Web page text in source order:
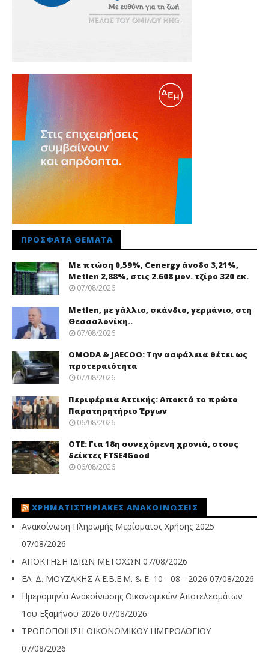
ΠΡΌΣΦΑΤΑ ΘΈΜΑΤΑ
Με πτώση 0,59%, Cenergy άνοδο 3,21%,
Metlen 2,88%, στις 2.608 μον. τζίρο 320 εκ.
07/08/2026
Metlen, με γάλλιο, σκάνδιο, γερμάνιο, στη
Θεσσαλονίκη..
07/08/2026
OMODA & JAECOO: Την ασφάλεια θέτει ως
προτεραιότητα
07/08/2026
Περιφέρεια Αττικής: Αποκτά το πρώτο
Παρατηρητήριο Έργων
06/08/2026
ΟΤΕ: Για 18η συνεχόμενη χρονιά, στους
δείκτες FTSE4Good
06/08/2026
ΧΡΗΜΑΤΙΣΤΗΡΙΑΚΈΣ ΑΝΑΚΟΙΝΏΣΕΙΣ
Ανακοίνωση Πληρωμής Μερίσματος Χρήσης 2025
07/08/2026
ΑΠΟΚΤΗΣΗ ΙΔΙΩΝ ΜΕΤΟΧΩΝ 07/08/2026
ΕΛ. Δ. ΜΟΥΖΑΚΗΣ Α.Ε.Β.Ε.Μ. & Ε. 10 - 08 - 2026 07/08/2026
Ημερομηνία Ανακοίνωσης Οικονομικών Αποτελεσμάτων
1ου Εξαμήνου 2026 07/08/2026
ΤΡΟΠΟΠΟΙΗΣΗ ΟΙΚΟΝΟΜΙΚΟΥ ΗΜΕΡΟΛΟΓΙΟΥ
07/08/2026